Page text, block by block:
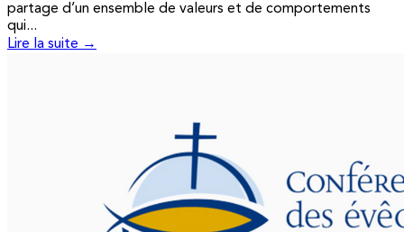
partage d’un ensemble de valeurs et de comportements
qui...
Lire la suite →